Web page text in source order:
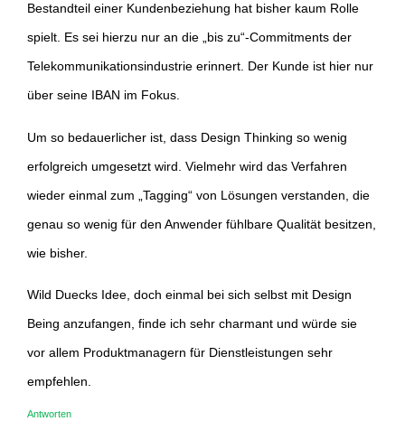
Bestandteil einer Kundenbeziehung hat bisher kaum Rolle
spielt. Es sei hierzu nur an die „bis zu“-Commitments der
Telekommunikationsindustrie erinnert. Der Kunde ist hier nur
über seine IBAN im Fokus.
Um so bedauerlicher ist, dass Design Thinking so wenig
erfolgreich umgesetzt wird. Vielmehr wird das Verfahren
wieder einmal zum „Tagging“ von Lösungen verstanden, die
genau so wenig für den Anwender fühlbare Qualität besitzen,
wie bisher.
Wild Duecks Idee, doch einmal bei sich selbst mit Design
Being anzufangen, finde ich sehr charmant und würde sie
vor allem Produktmanagern für Dienstleistungen sehr
empfehlen.
Antworten